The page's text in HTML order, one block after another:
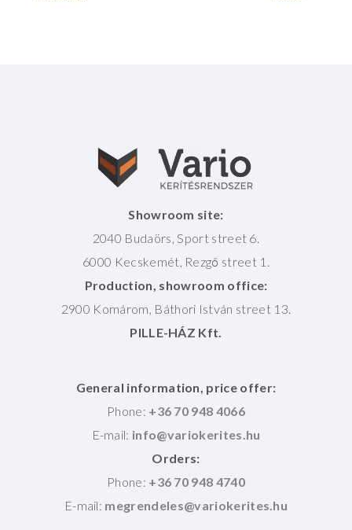
Showroom site:
2040 Budaörs, Sport street 6.
6000 Kecskemét, Rezgő street 1.
Production, showroom office:
2900 Komárom, Báthori István street 13.
PILLE-HÁZ Kft.
General information, price offer:
Phone: +36 70 948 4066
E-mail:
Orders:
Phone: +36 70 948 4740
E-mail: